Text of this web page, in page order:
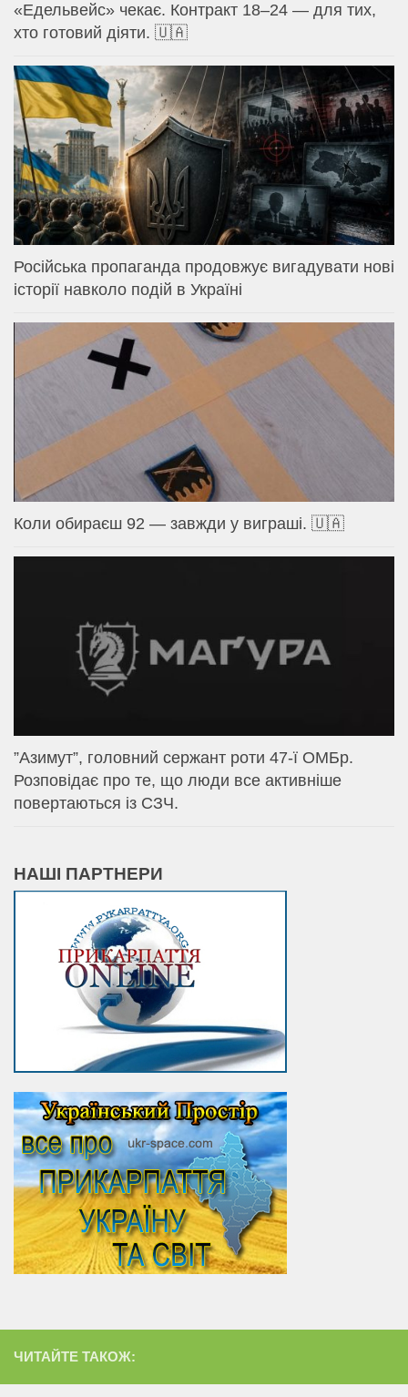
«Едельвейс» чекає. Контракт 18–24 — для тих,
хто готовий діяти. 🇺🇦
Російська пропаганда продовжує вигадувати нові
історії навколо подій в Україні
Коли обираєш 92 — завжди у виграші. 🇺🇦
⁨”Азимут”, головний сержант роти 47-ї ОМБр.
Розповідає про те, що люди все активніше
повертаються із СЗЧ.
НАШІ ПАРТНЕРИ
ЧИТАЙТЕ ТАКОЖ: